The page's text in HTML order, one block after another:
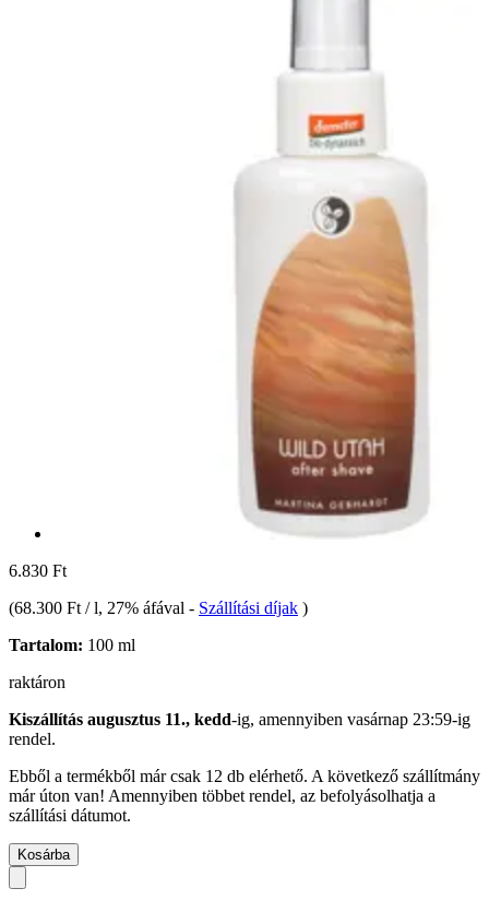
6.830 Ft
(68.300 Ft / l, 27% áfával - Szállítási díjak )
Tartalom: 100 ml
raktáron
Kiszállítás augusztus 11., kedd-ig, amennyiben vasárnap 23:59-ig
rendel.
Ebből a termékből már csak 12 db elérhető. A következő szállítmány
már úton van! Amennyiben többet rendel, az befolyásolhatja a
szállítási dátumot.
Kosárba